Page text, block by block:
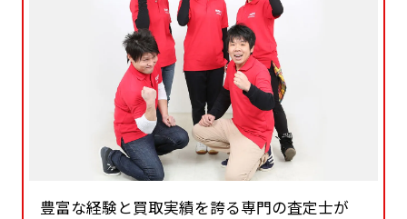
豊富な経験と買取実績を誇る専門の査定士が